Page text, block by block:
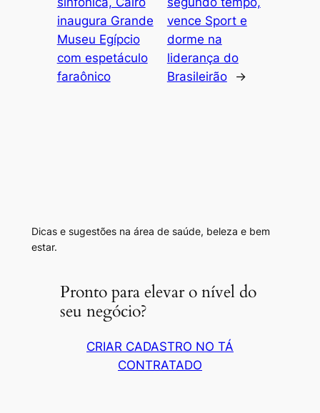
inaugura Grande
Museu Egípcio
com espetáculo
faraônico
vence Sport e
dorme na
liderança do
Brasileirão
→
Dicas e sugestões na área de saúde, beleza e bem
estar.
Pronto para elevar o nível do
seu negócio?
CRIAR CADASTRO NO TÁ
CONTRATADO